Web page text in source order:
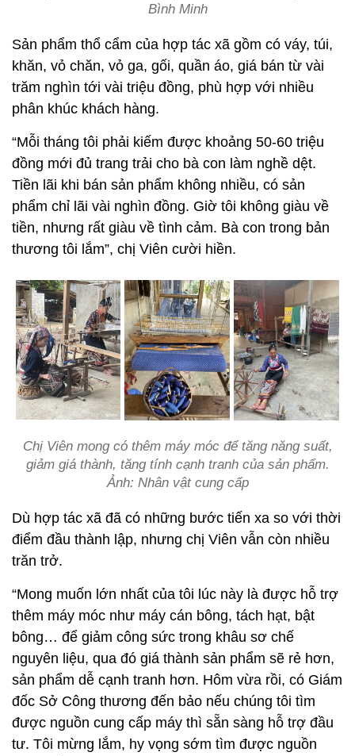
Bình Minh
Sản phẩm thổ cẩm của hợp tác xã gồm có váy, túi,
khăn, vỏ chăn, vỏ ga, gối, quần áo, giá bán từ vài
trăm nghìn tới vài triệu đồng, phù hợp với nhiều
phân khúc khách hàng.
“Mỗi tháng tôi phải kiếm được khoảng 50-60 triệu
đồng mới đủ trang trải cho bà con làm nghề dệt.
Tiền lãi khi bán sản phẩm không nhiều, có sản
phẩm chỉ lãi vài nghìn đồng. Giờ tôi không giàu về
tiền, nhưng rất giàu về tình cảm. Bà con trong bản
thương tôi lắm”, chị Viên cười hiền.
Chị Viên mong có thêm máy móc để tăng năng suất,
giảm giá thành, tăng tính cạnh tranh của sản phẩm.
Ảnh: Nhân vật cung cấp
Dù hợp tác xã đã có những bước tiến xa so với thời
điểm đầu thành lập, nhưng chị Viên vẫn còn nhiều
trăn trở.
“Mong muốn lớn nhất của tôi lúc này là được hỗ trợ
thêm máy móc như máy cán bông, tách hạt, bật
bông… để giảm công sức trong khâu sơ chế
nguyên liệu, qua đó giá thành sản phẩm sẽ rẻ hơn,
sản phẩm dễ cạnh tranh hơn. Hôm vừa rồi, có Giám
đốc Sở Công thương đến bảo nếu chúng tôi tìm
được nguồn cung cấp máy thì sẵn sàng hỗ trợ đầu
tư. Tôi mừng lắm, hy vọng sớm tìm được nguồn